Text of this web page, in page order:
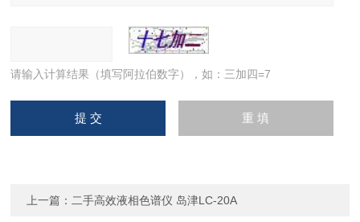
请输入计算结果（填写阿拉伯数字），如：三加四=7
上一篇： 二手高效液相色谱仪 岛津LC-20A